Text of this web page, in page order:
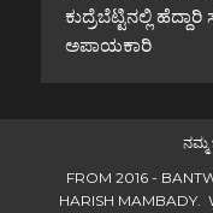
ಕುದ್ರೆಬೆಟ್ಟಿನಲ್ಲಿ
ಅಪಾಯಕಾರಿ
ನಮ್ಮ
FROM 2016 -
HARISH MAMBADY.